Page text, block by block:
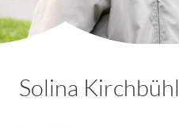
Solina Kirchbühl